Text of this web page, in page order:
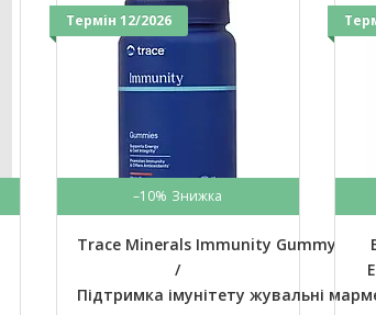
Термін 12/2026
–10%
Trace Minerals Immunity Gummy
/
Підтримка імунітету жувальні